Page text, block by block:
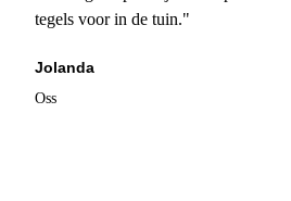
tegels voor in de tuin."
Jolanda
Oss